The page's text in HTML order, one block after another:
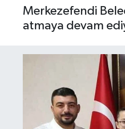
Merkezefendi
atmaya devam